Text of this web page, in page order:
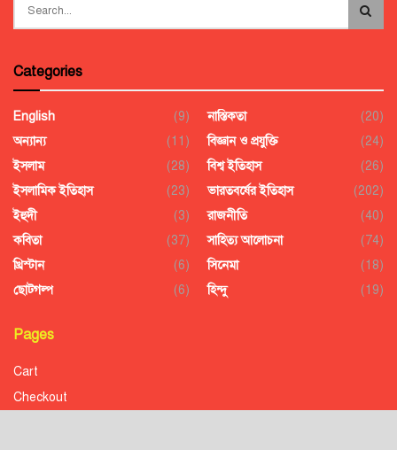
Categories
English
(9)
অন্যান্য
(11)
ইসলাম
(28)
ইসলামিক ইতিহাস
(23)
ইহুদী
(3)
কবিতা
(37)
খ্রিস্টান
(6)
ছোটগল্প
(6)
নাস্তিকতা
(20)
বিজ্ঞান ও প্রযুক্তি
(24)
বিশ্ব ইতিহাস
(26)
ভারতবর্ষের ইতিহাস
(202)
রাজনীতি
(40)
সাহিত্য আলোচনা
(74)
সিনেমা
(18)
হিন্দু
(19)
Pages
Cart
Checkout